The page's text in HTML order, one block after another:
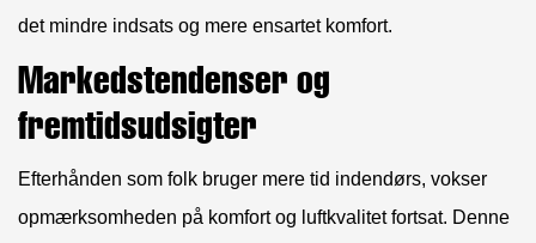
det mindre indsats og mere ensartet komfort.
Markedstendenser og
fremtidsudsigter
Efterhånden som folk bruger mere tid indendørs, vokser
opmærksomheden på komfort og luftkvalitet fortsat. Denne